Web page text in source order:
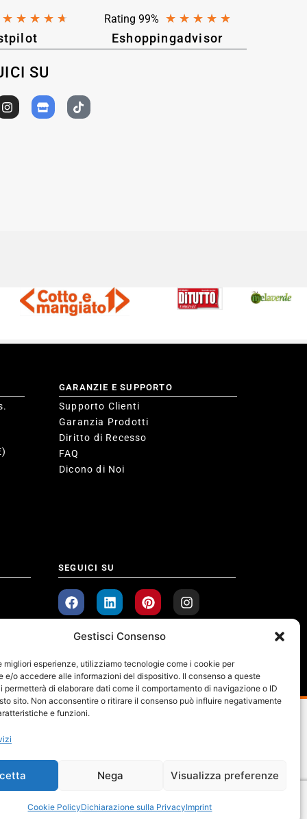
Gestisci Consenso
migliori esperienze, utilizziamo tecnologie come i cookie per
e/o accedere alle informazioni del dispositivo. Il consenso a queste
permetterà di elaborare dati come il comportamento di navigazione o ID
sito. Non acconsentire o ritirare il consenso può influire negativamente
e funzioni.
Nega Visualizza preferenze
Cookie PolicyDichiarazione sulla PrivacyImprint
★ ★ ★ ★ ★ Rating 99% ★ ★ ★ ★ ★
Eshoppingadvisor
SU
GARANZIE E SUPPORTO
Supporto Clienti
Garanzia Prodotti
Diritto di Recesso
FAQ
Dicono di Noi
SEGUICI SU